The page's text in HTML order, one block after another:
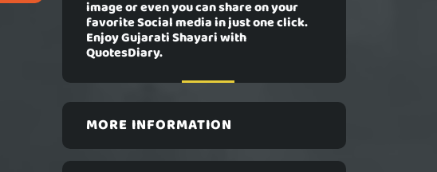
image or even you can share on your
favorite Social media in just one click.
Enjoy Gujarati Shayari with
QuotesDiary.
MORE INFORMATION